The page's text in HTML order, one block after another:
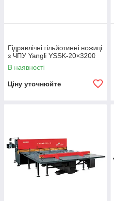
Гідравлічні гільйотинні ножиці
з ЧПУ Yangli YSSK-20×3200
В наявності
Ціну уточнюйте